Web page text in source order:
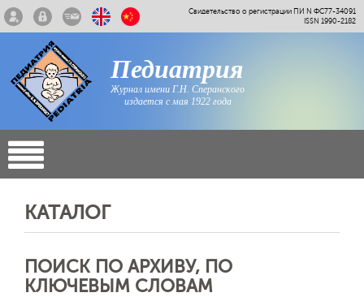
Свидетельство о регистрации ПИ N ФС77-34091
ISSN 1990-2182
Педиатрия
Журнал имени Г.Н. Сперанского
издается с мая 1922 года
КАТАЛОГ
ПОИСК ПО АРХИВУ, ПО
КЛЮЧЕВЫМ СЛОВАМ